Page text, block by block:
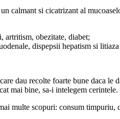
calmant si cicatrizant al
artritism, obezitate, diabet;
dispepsii hepatism si
dau recolte foarte bune daca le
mai bine, sa-i intelegem cerintele.
multe scopuri: consum